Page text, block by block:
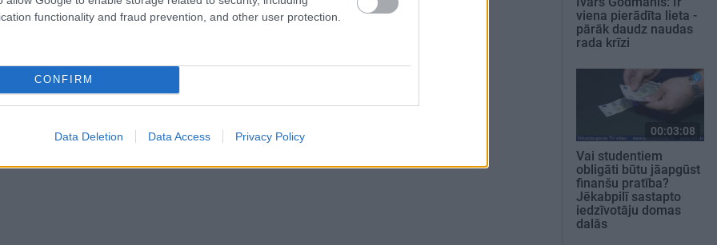
functionality and fraud prevention, and other user protection.
CONFIRM
Data Deletion Data Access Privacy Policy
viena pierādīta lieta -
pārāk daudz naudas
rada krīzi
00:03:08
Vai studentiem
obligāti būtu jāapgūst
finanšu pratība?
Jēkabpilī sastapto
iedzīvotāju domas
dalās